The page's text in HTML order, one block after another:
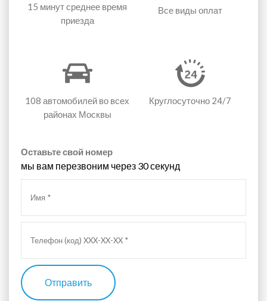
15 минутсреднее время
приезда
Все виды оплат
108 автомобилей во всех
районах Москвы
Круглосуточно 24/7
Оставьте свой номер
мы вам перезвоним через 30 секунд
Отправить